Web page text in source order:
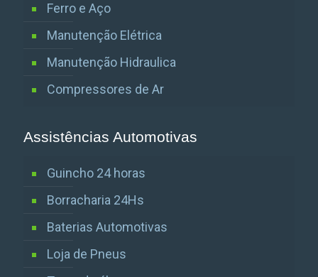
Ferro e Aço
Manutenção Elétrica
Manutenção Hidraulica
Compressores de Ar
Assistências Automotivas
Guincho 24 horas
Borracharia 24Hs
Baterias Automotivas
Loja de Pneus